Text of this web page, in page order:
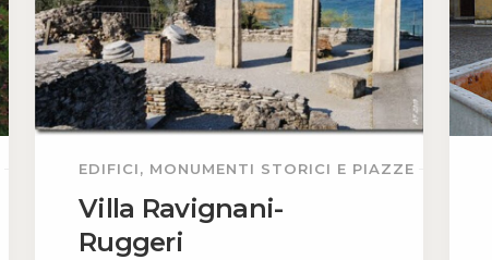
EDIFICI, MONUMENTI STORICI E PIAZZE
Villa Ravignani-
Ruggeri